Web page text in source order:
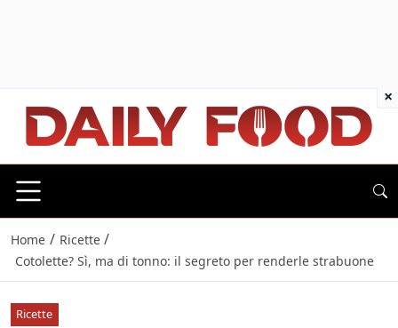
Home / Ricette /
Cotolette? Sì, ma di tonno: il segreto per renderle strabuone
Ricette
×